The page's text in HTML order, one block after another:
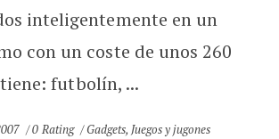
inteligentemente en un
con un coste de unos 260
tiene: futbolín, ...
0 Rating Gadgets,Juegos y jugones